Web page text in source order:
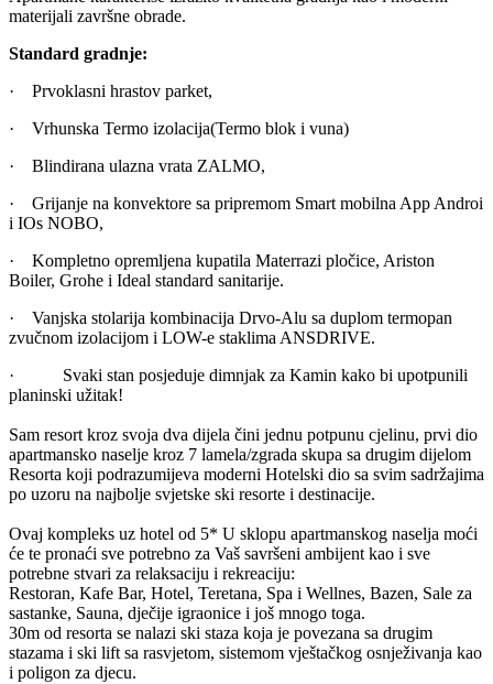
materijali završne obrade.
Standard gradnje:
· Prvoklasni hrastov parket,
· Vrhunska Termo izolacija(Termo blok i vuna)
· Blindirana ulazna vrata ZALMO,
· Grijanje na konvektore sa pripremom Smart mobilna App Androi
i IOs NOBO,
· Kompletno opremljena kupatila Materrazi pločice, Ariston
Boiler, Grohe i Ideal standard sanitarije.
· Vanjska stolarija kombinacija Drvo-Alu sa duplom termopan
zvučnom izolacijom i LOW-e staklima ANSDRIVE.
· Svaki stan posjeduje dimnjak za Kamin kako bi upotpunili
planinski užitak!
Sam resort kroz svoja dva dijela čini jednu potpunu cjelinu, prvi dio
apartmansko naselje kroz 7 lamela/zgrada skupa sa drugim dijelom
Resorta koji podrazumijeva moderni Hotelski dio sa svim sadržajima
po uzoru na najbolje svjetske ski resorte i destinacije.
Ovaj kompleks uz hotel od 5* U sklopu apartmanskog naselja moći
će te pronaći sve potrebno za Vaš savršeni ambijent kao i sve
potrebne stvari za relaksaciju i rekreaciju:
Restoran, Kafe Bar, Hotel, Teretana, Spa i Wellnes, Bazen, Sale za
sastanke, Sauna, dječije igraonice i još mnogo toga.
30m od resorta se nalazi ski staza koja je povezana sa drugim
stazama i ski lift sa rasvjetom, sistemom vještačkog osnježivanja kao
i poligon za djecu.